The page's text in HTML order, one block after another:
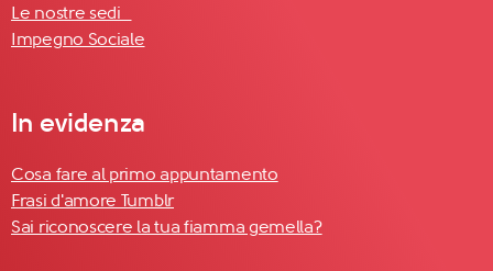
Le nostre sedi
Impegno Sociale
In evidenza
Cosa fare al primo appuntamento
Frasi d'amore Tumblr
Sai riconoscere la tua fiamma gemella?